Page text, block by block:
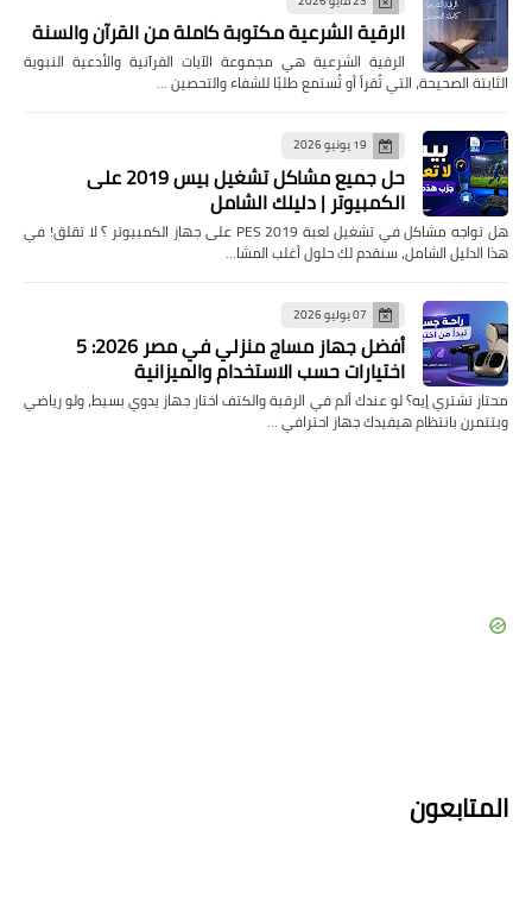
الرقية الشرعية مكتوبة كاملة من القرآن والسنة
الرقية الشرعية هي مجموعة الآيات القرآنية والأدعية النبوية
الثابتة الصحيحة، التي تُقرأ أو تُستمع طلبًا للشفاء والتحصين …
19 يونيو 2026
حل جميع مشاكل تشغيل بيس 2019 على
الكمبيوتر | دليلك الشامل
هل تواجه مشاكل في تشغيل لعبة PES 2019 على جهاز الكمبيوتر ؟ لا تقلق! في
هذا الدليل الشامل، سنقدم لك حلول أغلب المشا…
07 يوليو 2026
أفضل جهاز مساج منزلي في مصر 2026: 5
اختيارات حسب الاستخدام والميزانية
محتار تشتري إيه؟ لو عندك ألم في الرقبة والكتف اختار جهاز يدوي بسيط، ولو رياضي
وبتتمرن بانتظام هيفيدك جهاز احترافي …
المتابعون